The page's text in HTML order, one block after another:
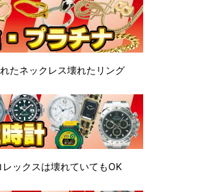
たネックレス壊れたリング
レックスは壊れていてもOK